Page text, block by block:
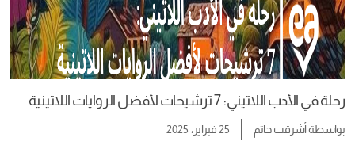
رحلة في الأدب اللاتيني: 7 ترشيحات لأفضل الروايات اللاتينية
بواسطةأشرقت حاتم 25 فبراير، 2025